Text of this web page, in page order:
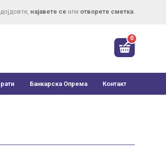
најавете се или отворете сметка.
0
Банкарска Опрема Контакт